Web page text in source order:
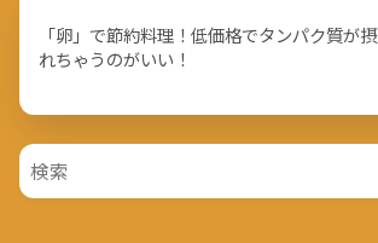
「卵」で節約料理！低価格でタンパク質が摂
れちゃうのがいい！